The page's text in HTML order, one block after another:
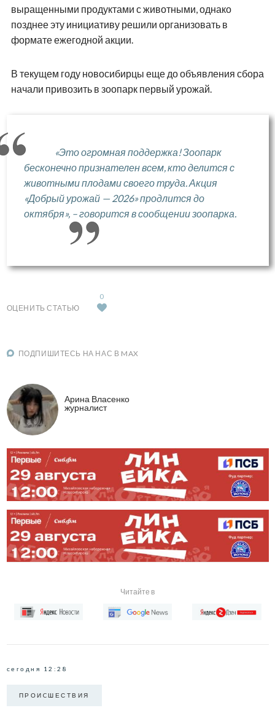
выращенными продуктами с животными, однако
позднее эту инициативу решили организовать в
формате ежегодной акции.
В текущем году новосибирцы еще до объявления сбора
начали привозить в зоопарк первый урожай.
«Это огромная поддержка! Зоопарк
бесконечно признателен всем, кто делится с
животными плодами своего труда. Акция
«Добрый урожай — 2026» продлится до
октября», – говорится в сообщении зоопарка.
ОЦЕНИТЬ СТАТЬЮ
0
ПОДПИШИТЕСЬ НА НАС В MAX
Арина Власенко
журналист
Читайте в
сегодня 12:28
ПРОИCШЕСТВИЯ